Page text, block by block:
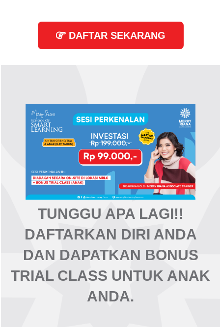
DAFTAR SEKARANG
TUNGGU APA LAGI!!
DAFTARKAN DIRI ANDA
DAN DAPATKAN BONUS
TRIAL CLASS UNTUK ANAK
ANDA.